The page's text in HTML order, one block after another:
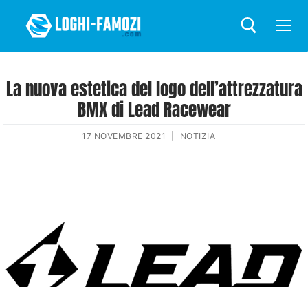
La nuova estetica del logo dell’attrezzatura
BMX di Lead Racewear
17 NOVEMBRE 2021 NOTIZIA